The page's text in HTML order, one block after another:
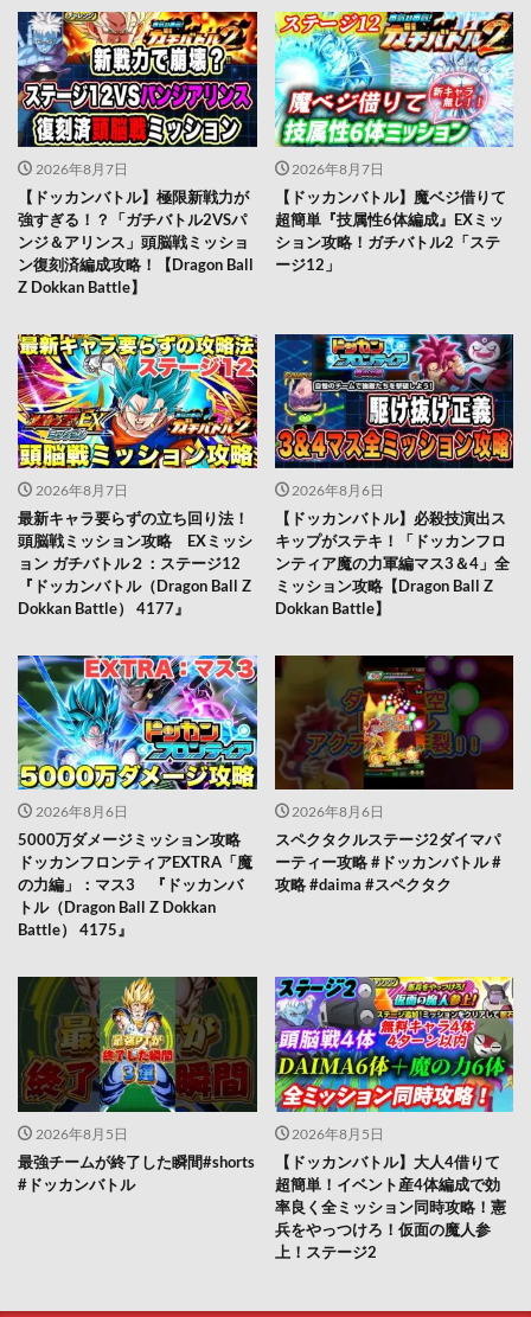
2026年8月7日
【ドッカンバトル】極限新戦力が
強すぎる！？「ガチバトル2VSパ
ンジ＆アリンス」頭脳戦ミッショ
ン復刻済編成攻略！【Dragon Ball
Z Dokkan Battle】
2026年8月7日
【ドッカンバトル】魔ベジ借りて
超簡単『技属性6体編成』EXミッ
ション攻略！ガチバトル2「ステ
ージ12」
2026年8月7日
最新キャラ要らずの立ち回り法！
頭脳戦ミッション攻略 EXミッシ
ョン ガチバトル２：ステージ12
『ドッカンバトル（Dragon Ball Z
Dokkan Battle） 4177』
2026年8月6日
【ドッカンバトル】必殺技演出ス
キップがステキ！「ドッカンフロ
ンティア魔の力軍編マス3＆4」全
ミッション攻略【Dragon Ball Z
Dokkan Battle】
2026年8月6日
5000万ダメージミッション攻略
ドッカンフロンティアEXTRA「魔
の力編」：マス3 『ドッカンバ
トル（Dragon Ball Z Dokkan
Battle） 4175』
2026年8月6日
スペクタクルステージ2ダイマパ
ーティー攻略 #ドッカンバトル #
攻略 #daima #スペクタク
2026年8月5日
最強チームが終了した瞬間#shorts
#ドッカンバトル
2026年8月5日
【ドッカンバトル】大人4借りて
超簡単！イベント産4体編成で効
率良く全ミッション同時攻略！憲
兵をやっつけろ！仮面の魔人参
上！ステージ2